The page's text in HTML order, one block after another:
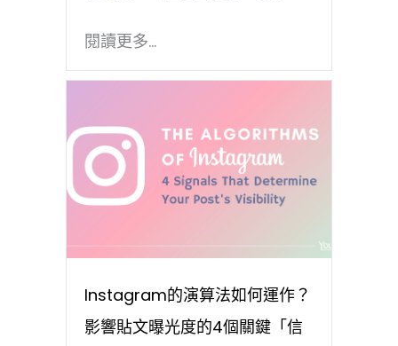
閱讀更多...
Instagram的演算法如何運作？
影響貼文曝光度的4個關鍵「信